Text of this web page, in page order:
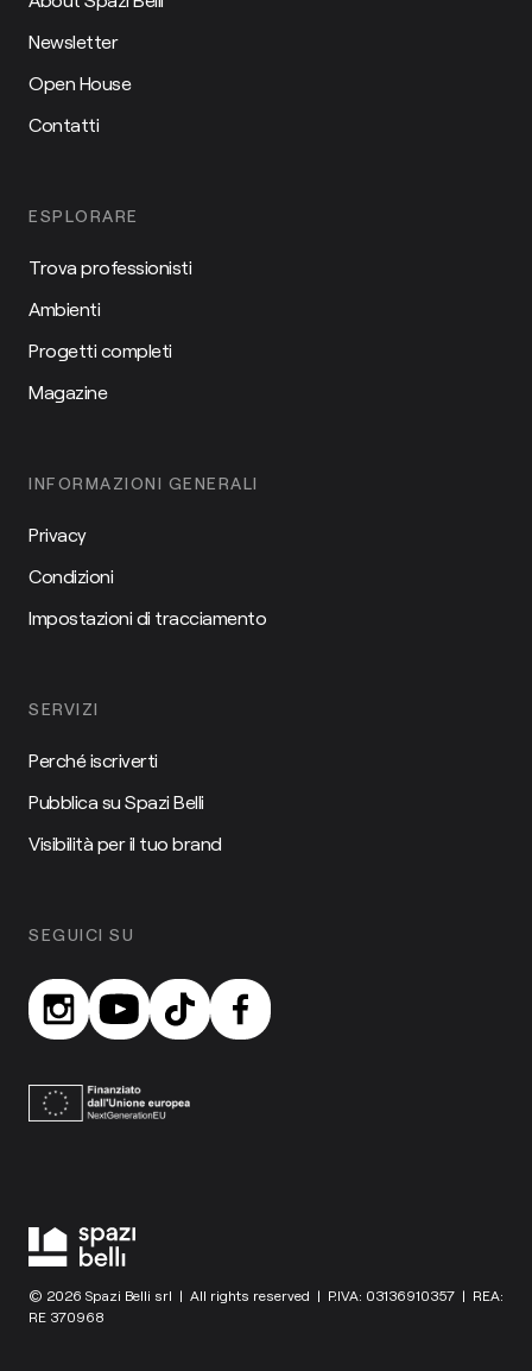
Newsletter
Open House
Contatti
ESPLORARE
Trova professionisti
Ambienti
Progetti completi
Magazine
INFORMAZIONI GENERALI
Privacy
Condizioni
Impostazioni di tracciamento
SERVIZI
Perché iscriverti
Pubblica su Spazi Belli
Visibilità per il tuo brand
SEGUICI SU
© 2026 Spazi Belli srl | All rights reserved | P.IVA: 03136910357 | REA:
RE 370968